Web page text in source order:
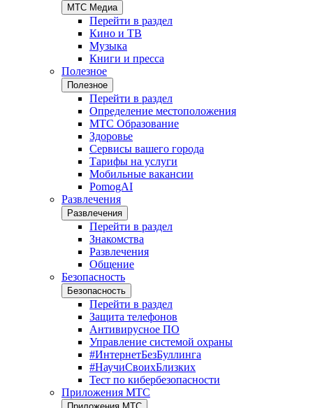
МТС Медиа
Перейти в раздел
Кино и ТВ
Музыка
Книги и пресса
Полезное
Полезное
Перейти в раздел
Определение местоположения
МТС Образование
Здоровье
Сервисы вашего города
Тарифы на услуги
Мобильные вакансии
PomogAI
Развлечения
Развлечения
Перейти в раздел
Знакомства
Развлечения
Общение
Безопасность
Безопасность
Перейти в раздел
Защита телефонов
Антивирусное ПО
Управление системой охраны
#ИнтернетБезБуллинга
#НаучиСвоихБлизких
Тест по кибербезопасности
Приложения МТС